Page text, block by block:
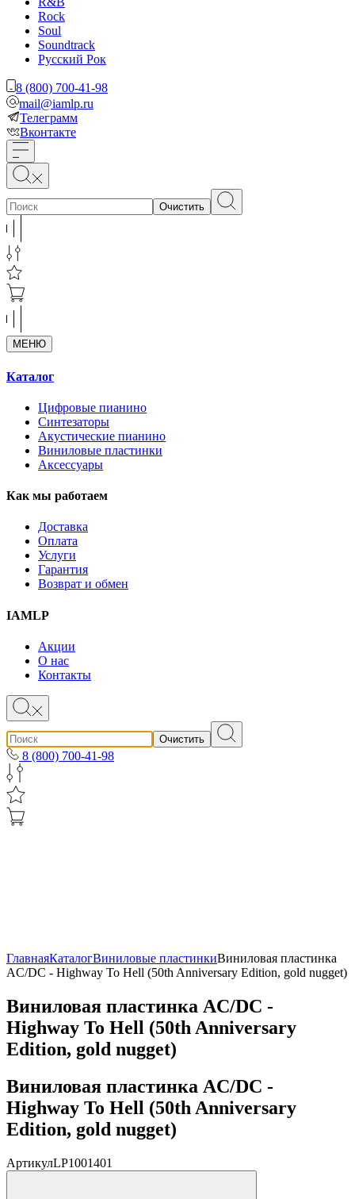
Rock
Soul
Soundtrack
Русский Рок
8 (800) 700-41-98
mail@iamlp.ru
Телеграмм
Вконтакте
Очистить
МЕНЮ
Каталог
Цифровые пианино
Синтезаторы
Акустические пианино
Виниловые пластинки
Аксессуары
Как мы работаем
Доставка
Оплата
Услуги
Гарантия
Возврат и обмен
IAMLP
Акции
О нас
Контакты
Очистить
8 (800) 700-41-98
ГлавнаяКаталогВиниловые пластинкиВиниловая пластинка
AC/DC - Highway To Hell (50th Anniversary Edition, gold nugget)
Виниловая пластинка AC/DC -
Highway To Hell (50th Anniversary
Edition, gold nugget)
Виниловая пластинка AC/DC -
Highway To Hell (50th Anniversary
Edition, gold nugget)
АртикулLP1001401